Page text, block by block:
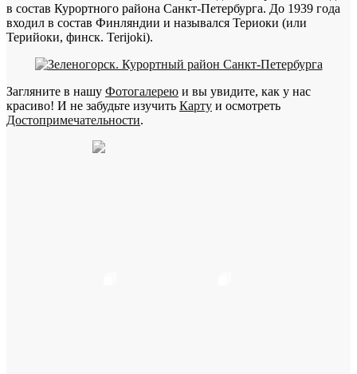
в состав Курортного района Санкт-Петербурга. До 1939 года
входил в состав Финляндии и назывался Териоки (или
Терийоки, финск. Terijoki).
Загляните в нашу Фотогалерею и вы увидите, как у нас
красиво! И не забудьте изучить Карту и осмотреть
Достопримечательности.